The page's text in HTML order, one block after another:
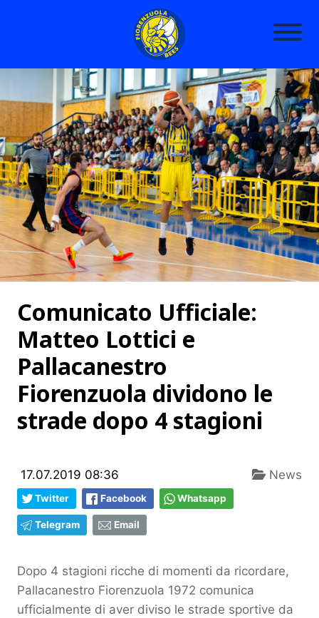
Comunicato Ufficiale:
Matteo Lottici e
Pallacanestro
Fiorenzuola dividono le
strade dopo 4 stagioni
17.07.2019 08:36 News
Twitter Facebook Whatsapp
Telegram Email
Dopo 4 stagioni ricche di momenti da ricordare,
Pallacanestro Fiorenzuola 1972 comunica
ufficialmente di aver diviso le strade sportive da